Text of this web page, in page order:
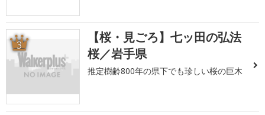
3
【桜・見ごろ】七ッ田の弘法
桜／岩手県
推定樹齢800年の県下でも珍しい桜の巨木